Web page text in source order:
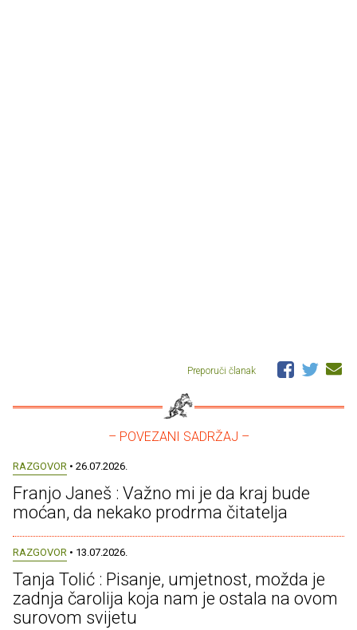
Preporuči članak
– POVEZANI SADRŽAJ –
RAZGOVOR • 26.07.2026.
Franjo Janeš : Važno mi je da kraj bude
moćan, da nekako prodrma čitatelja
RAZGOVOR • 13.07.2026.
Tanja Tolić : Pisanje, umjetnost, možda je
zadnja čarolija koja nam je ostala na ovom
surovom svijetu